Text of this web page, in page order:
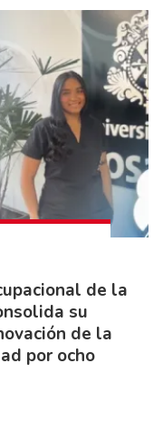
de la
su
de la
por ocho